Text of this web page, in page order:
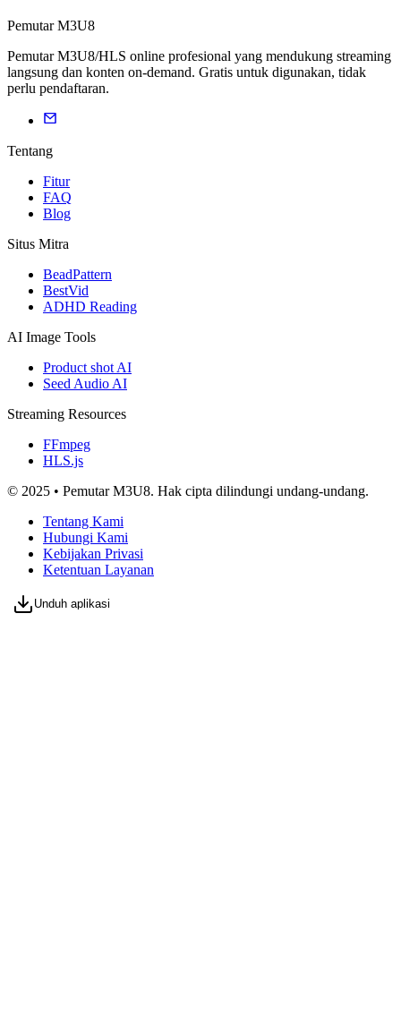
Pemutar M3U8
Pemutar M3U8/HLS online profesional yang mendukung streaming
langsung dan konten on-demand. Gratis untuk digunakan, tidak
perlu pendaftaran.
Tentang
Fitur
FAQ
Blog
Situs Mitra
BeadPattern
BestVid
ADHD Reading
AI Image Tools
Product shot AI
Seed Audio AI
Streaming Resources
FFmpeg
HLS.js
© 2025 • Pemutar M3U8. Hak cipta dilindungi undang-undang.
Tentang Kami
Hubungi Kami
Kebijakan Privasi
Ketentuan Layanan
Unduh aplikasi